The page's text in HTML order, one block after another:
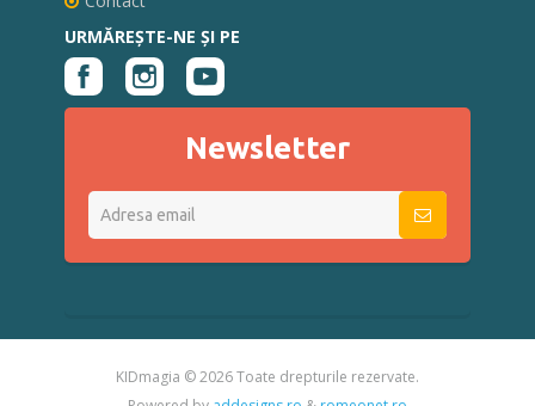
URMĂREȘTE-NE ȘI PE
Newsletter
KIDmagia ©2026 Toate drepturile rezervate.